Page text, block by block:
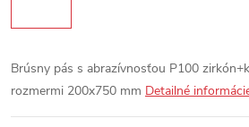
Brúsny pás s abrazívnosťou P100
rozmermi 200x750 mm Detailné